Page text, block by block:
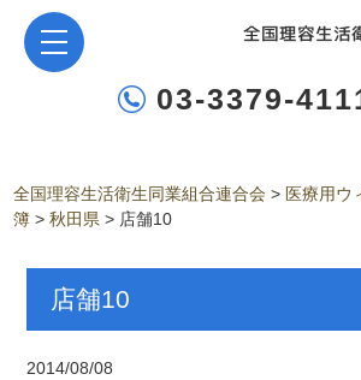
03-3379-
全国理容生活衛生同業組合連合会 > 医療用ウ
簿 >秋田県 > 店舗10
店舗10
2014/08/08